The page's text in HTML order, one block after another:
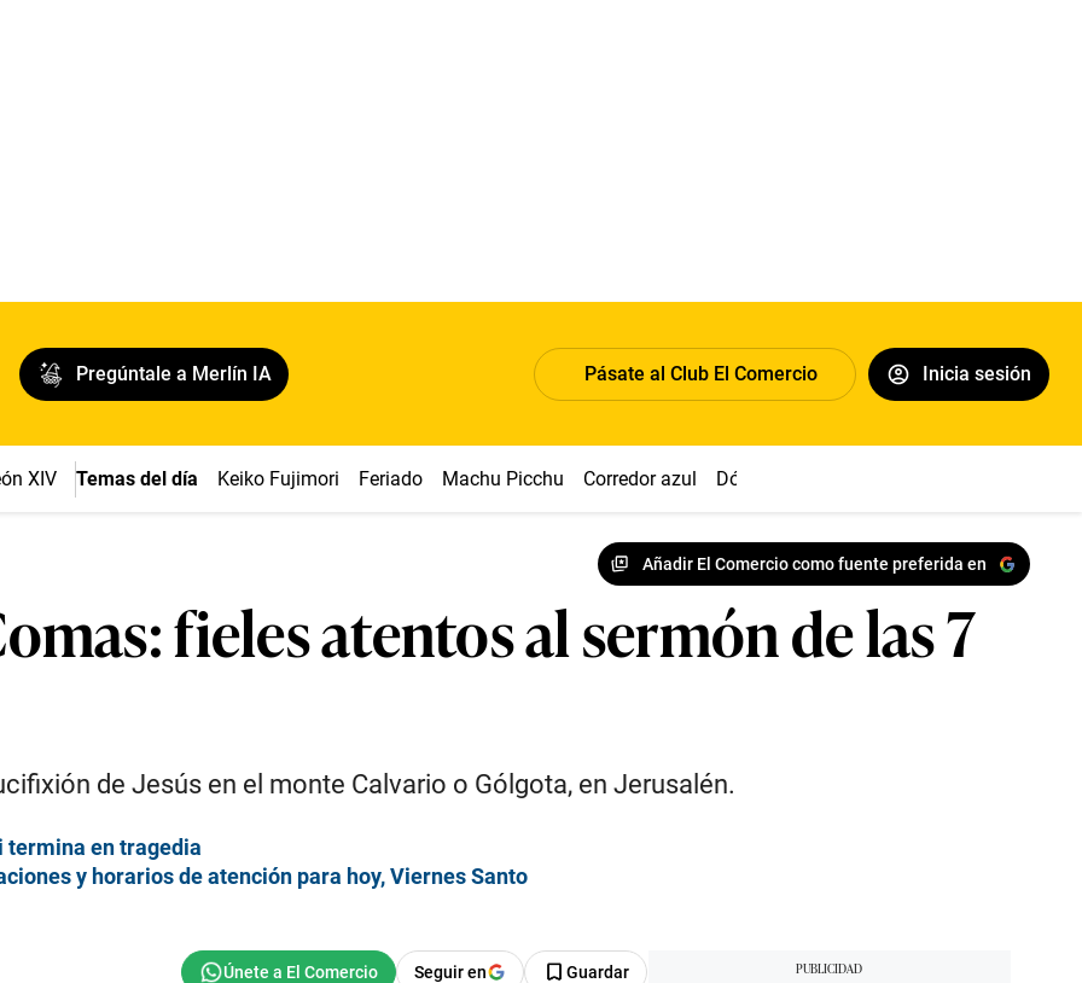
Pregúntale a Merlín IA Pásate al Club El Comercio Inicia sesión
XIV Temas del día Keiko Fujimori Feriado Machu Picchu Corredor azul Dólar
Añadir El Comercio como fuente preferida en
fieles atentos al sermón de las 7
de Jesús en el monte Calvario o Gólgota, en Jerusalén.
termina en tragedia
y horarios de atención para hoy, Viernes Santo
Seguir en Guardar